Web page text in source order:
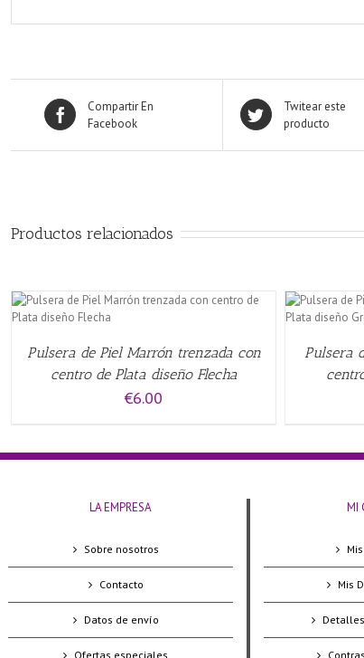
Compartir En
Facebook
Twitear este
producto
Productos relacionados
Pulsera de Piel Marrón trenzada con
centro de Plata diseño Flecha
€6.00
AÑADIR AL CARRITO
Pulsera
LA EMPRESA
Sobre nosotros
Contacto
Datos de envío
Ofertas especiales
MI
Mis